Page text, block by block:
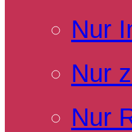
Nur
Nur
Nur